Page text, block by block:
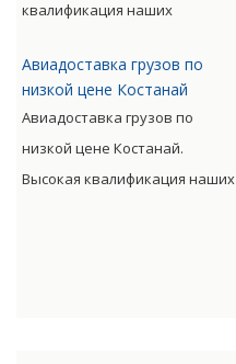
категории грузов.
квалификация наших
специальную подготовку,
позволяет мастерски
обслуживать перевозки всех
категории грузов.
Авиадоставка грузов по
низкой цене Костанай
Авиадоставка грузов по
низкой цене Костанай.
Высокая квалификация наших